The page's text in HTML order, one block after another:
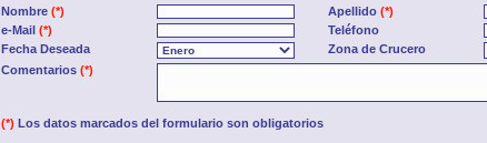
Nombre (*) Apellido(*)
e-Mail (*)
Teléfono
Fecha Deseada
Zona de Crucero
Comentarios (*)
(*) Los datos marcados del formulario son obligatorios